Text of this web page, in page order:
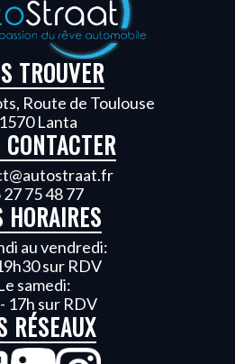
TROUVER
Route de Toulouse
Lanta
CONTACTER
27 75 48 77
HORAIRES
au vendredi:
sur RDV
samedi:
17h sur RDV
RÉSEAUX